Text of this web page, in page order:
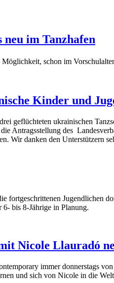
im Tanzhafen
schon im
Kinder und
geflüchteten ukrainischen
Antragsstellung des
Wir danken den Unterstützern
fortgeschrittenen Jugendlichen
bis 8-Jährige in Planung.
Nicole Llauradó
immer donnerstags
und sich von Nicole in die